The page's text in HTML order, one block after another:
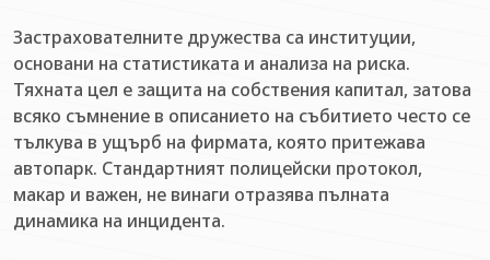
Застрахователните дружества са институции,
основани на статистиката и анализа на риска.
Тяхната цел е защита на собствения капитал, затова
всяко съмнение в описанието на събитието често се
тълкува в ущърб на фирмата, която притежава
автопарк. Стандартният полицейски протокол,
макар и важен, не винаги отразява пълната
динамика на инцидента.